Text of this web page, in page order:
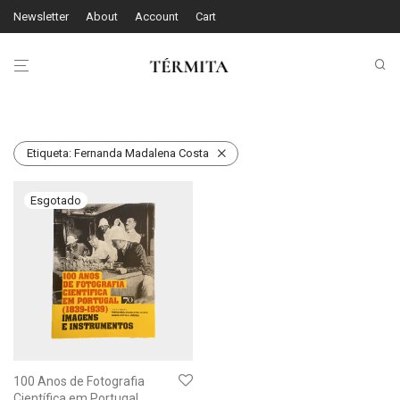
Newsletter About Account Cart
Etiqueta: Fernanda Madalena Costa
100 Anos de Fotografia